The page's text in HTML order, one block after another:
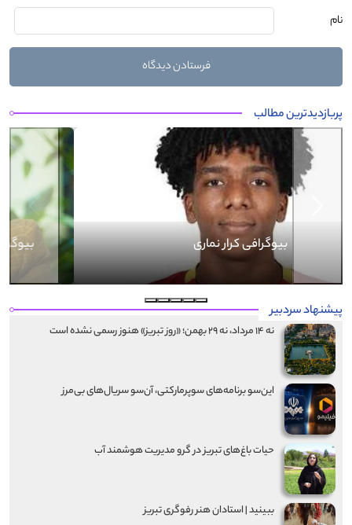
نام
پربازدیدترین مطالب
بیوگرافی کرار نماری
Previous
Next
پیشنهاد سردبیر
نه ۱۴ مرداد، نه ۲۹ بهمن؛ «روز تبریز» هنوز رسمی نشده است
این‌سو برنامه‌های سوپرمارکتی، آن‌سو سریال‌های بی‌مرز
حیات باغ‌های تبریز در گرو مدیریت هوشمند آب
ببینید | استادان هنر رفوگری تبریز